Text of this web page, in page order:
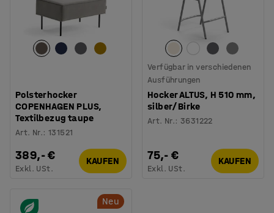
Polsterhocker
COPENHAGEN PLUS,
Textilbezug taupe
Art. Nr.:131521
389,- €
Exkl. USt.
KAUFEN
Verfügbar in verschiedenen
Ausführungen
Hocker ALTUS, H 510 mm,
silber/Birke
Art. Nr.:3631222
75,- €
Exkl. USt.
KAUFEN
Neu